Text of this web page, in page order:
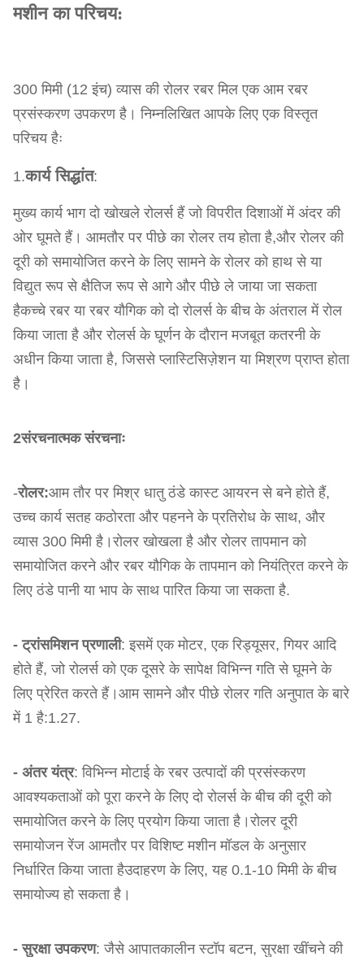
मशीन का परिचय:
300 मिमी (12 इंच) व्यास की रोलर रबर मिल एक आम रबर
प्रसंस्करण उपकरण है। निम्नलिखित आपके लिए एक विस्तृत
परिचय हैः
1.कार्य सिद्धांत:
मुख्य कार्य भाग दो खोखले रोलर्स हैं जो विपरीत दिशाओं में अंदर की
ओर घूमते हैं। आमतौर पर पीछे का रोलर तय होता है,और रोलर की
दूरी को समायोजित करने के लिए सामने के रोलर को हाथ से या
विद्युत रूप से क्षैतिज रूप से आगे और पीछे ले जाया जा सकता
हैकच्चे रबर या रबर यौगिक को दो रोलर्स के बीच के अंतराल में रोल
किया जाता है और रोलर्स के घूर्णन के दौरान मजबूत कतरनी के
अधीन किया जाता है, जिससे प्लास्टिसिज़ेशन या मिश्रण प्राप्त होता
है।
2संरचनात्मक संरचनाः
-रोलर:आम तौर पर मिश्र धातु ठंडे कास्ट आयरन से बने होते हैं,
उच्च कार्य सतह कठोरता और पहनने के प्रतिरोध के साथ, और
व्यास 300 मिमी है।रोलर खोखला है और रोलर तापमान को
समायोजित करने और रबर यौगिक के तापमान को नियंत्रित करने के
लिए ठंडे पानी या भाप के साथ पारित किया जा सकता है.
- ट्रांसमिशन प्रणाली: इसमें एक मोटर, एक रिड्यूसर, गियर आदि
होते हैं, जो रोलर्स को एक दूसरे के सापेक्ष विभिन्न गति से घूमने के
लिए प्रेरित करते हैं।आम सामने और पीछे रोलर गति अनुपात के बारे
में 1 है:1.27.
- अंतर यंत्र: विभिन्न मोटाई के रबर उत्पादों की प्रसंस्करण
आवश्यकताओं को पूरा करने के लिए दो रोलर्स के बीच की दूरी को
समायोजित करने के लिए प्रयोग किया जाता है।रोलर दूरी
समायोजन रेंज आमतौर पर विशिष्ट मशीन मॉडल के अनुसार
निर्धारित किया जाता हैउदाहरण के लिए, यह 0.1-10 मिमी के बीच
समायोज्य हो सकता है।
- सुरक्षा उपकरण: जैसे आपातकालीन स्टॉप बटन, सुरक्षा खींचने की